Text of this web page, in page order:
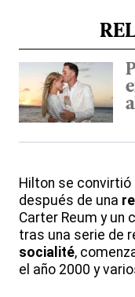
Hilton se convirtió
después de una
Carter Reum y un
tras una serie de
socialité,
el año 2000 y